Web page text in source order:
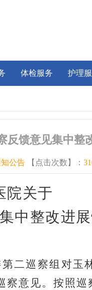
体检服务 护理
反馈意见集中整
公告 【点击次数】：
院关于
集中整改进
二巡察组对玉
意见。按照